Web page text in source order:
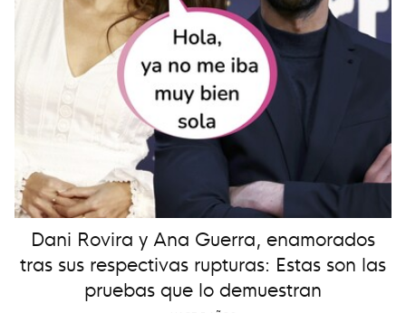
Dani Rovira y Ana Guerra, enamorados
tras sus respectivas rupturas: Estas son las
pruebas que lo demuestran